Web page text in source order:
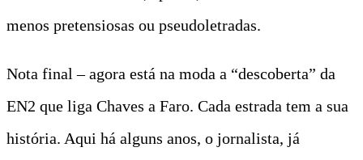
menos pretensiosas ou pseudoletradas.
Nota final – agora está na moda a “descoberta” da
EN2 que liga Chaves a Faro. Cada estrada tem a sua
história. Aqui há alguns anos, o jornalista, já